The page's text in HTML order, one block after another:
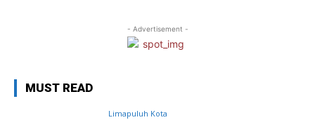
- Advertisement -
MUST READ
Limapuluh Kota